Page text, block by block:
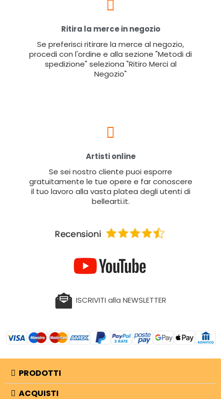
Ritira la merce in negozio
Se preferisci ritirare la merce al negozio,
procedi con l'ordine e alla sezione "Metodi di
spedizione" seleziona "Ritiro Merci al
Negozio"
Artisti online
Se sei nostro cliente puoi esporre
gratuitamente le tue opere e far conoscere
il tuo lavoro alla vasta platea degli utenti di
bellearti.it.
ISCRIVITI alla NEWSLETTER
PRODOTTI
ACQUISTI